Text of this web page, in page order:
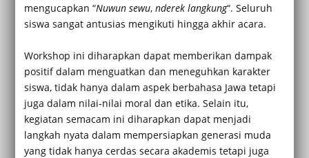
mengucapkan “Nuwun sewu, nderek langkung“. Seluruh
siswa sangat antusias mengikuti hingga akhir acara.
Workshop ini diharapkan dapat memberikan dampak
positif dalam menguatkan dan meneguhkan karakter
siswa, tidak hanya dalam aspek berbahasa Jawa tetapi
juga dalam nilai-nilai moral dan etika. Selain itu,
kegiatan semacam ini diharapkan dapat menjadi
langkah nyata dalam mempersiapkan generasi muda
yang tidak hanya cerdas secara akademis tetapi juga